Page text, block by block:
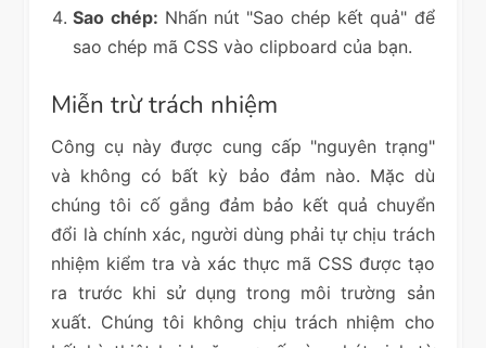
Sao chép: Nhấn nút "Sao chép kết quả" để
sao chép mã CSS vào clipboard của bạn.
Miễn trừ trách nhiệm
Công cụ này được cung cấp "nguyên trạng"
và không có bất kỳ bảo đảm nào. Mặc dù
chúng tôi cố gắng đảm bảo kết quả chuyển
đổi là chính xác, người dùng phải tự chịu trách
nhiệm kiểm tra và xác thực mã CSS được tạo
ra trước khi sử dụng trong môi trường sản
xuất. Chúng tôi không chịu trách nhiệm cho